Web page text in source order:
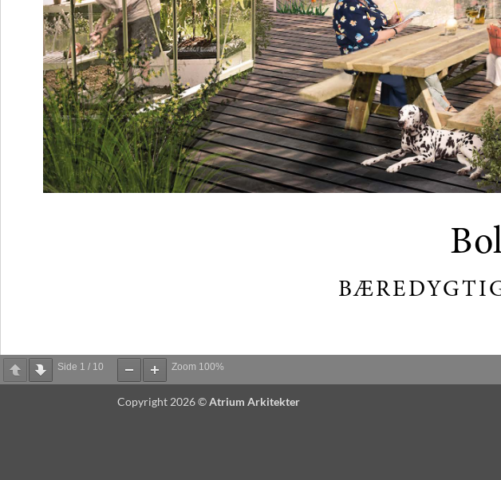
Side 1 / 10 Zoom 100%
Copyright 2026 ©Atrium Arkitekter